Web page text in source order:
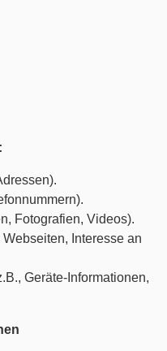
Fotografien, Videos).
Interesse an
Geräte-Informationen,